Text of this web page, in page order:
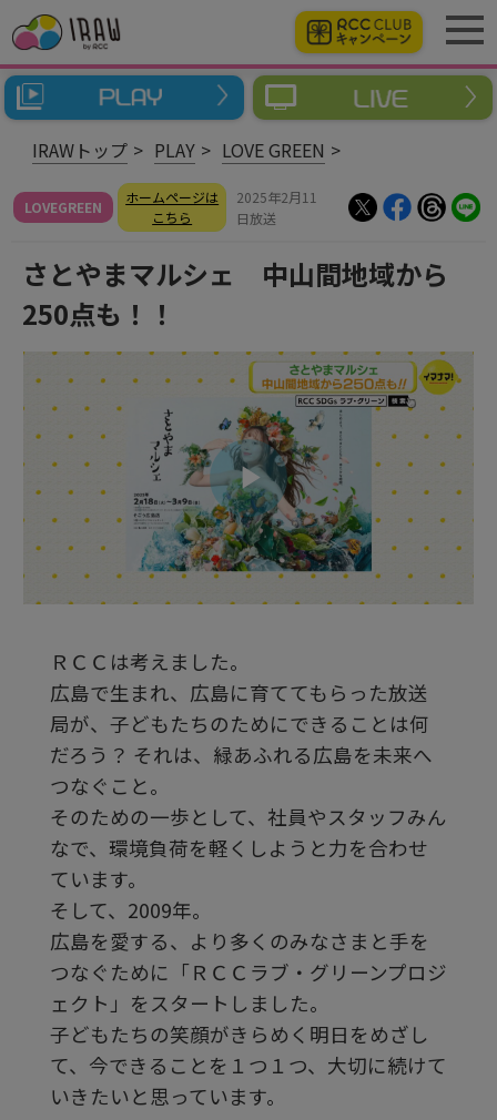
IRAWトップ PLAY LOVE GREEN
LOVEGREEN
ホームページは
こちら
2025年2月11
日放送
さとやまマルシェ 中山間地域から
250点も！！
ビ
デ
を
再
す
る
ＲＣＣは考えました。
広島で生まれ、広島に育ててもらった放送
局が、子どもたちのためにできることは何
だろう？ それは、緑あふれる広島を未来へ
つなぐこと。
そのための一歩として、社員やスタッフみん
なで、環境負荷を軽くしようと力を合わせ
ています。
そして、2009年。
広島を愛する、より多くのみなさまと手を
つなぐために「ＲＣＣラブ・グリーンプロジ
ェクト」をスタートしました。
子どもたちの笑顔がきらめく明日をめざし
て、今できることを１つ１つ、大切に続けて
いきたいと思っています。